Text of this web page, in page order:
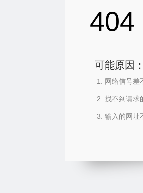
404
可能原因
网络信号差
找不到请求
输入的网址